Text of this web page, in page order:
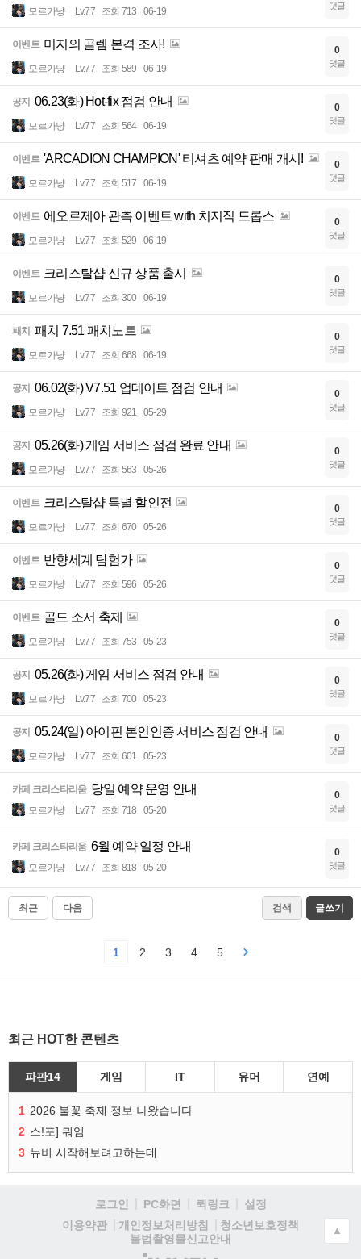
모르가냥 Lv.77 조회 713 06-19 댓글
이벤트 미지의 골렘 본격 조사!
모르가냥 Lv.77 조회 589 06-19
0
댓글
공지 06.23(화) Hot-fix 점검 안내
모르가냥 Lv.77 조회 564 06-19
0
댓글
이벤트 'ARCADION CHAMPION' 티셔츠 예약 판매 개시!
모르가냥 Lv.77 조회 517 06-19
0
댓글
이벤트 에오르제아 관측 이벤트 with 치지직 드롭스
모르가냥 Lv.77 조회 529 06-19
0
댓글
이벤트 크리스탈샵 신규 상품 출시
모르가냥 Lv.77 조회 300 06-19
0
댓글
패치 패치 7.51 패치노트
모르가냥 Lv.77 조회 668 06-19
0
댓글
공지 06.02(화) V7.51 업데이트 점검 안내
모르가냥 Lv.77 조회 921 05-29
0
댓글
공지 05.26(화) 게임 서비스 점검 완료 안내
모르가냥 Lv.77 조회 563 05-26
0
댓글
이벤트 크리스탈샵 특별 할인전
모르가냥 Lv.77 조회 670 05-26
0
댓글
이벤트 반향세계 탐험가
모르가냥 Lv.77 조회 596 05-26
0
댓글
이벤트 골드 소서 축제
모르가냥 Lv.77 조회 753 05-23
0
댓글
공지 05.26(화) 게임 서비스 점검 안내
모르가냥 Lv.77 조회 700 05-23
0
댓글
공지 05.24(일) 아이핀 본인인증 서비스 점검 안내
모르가냥 Lv.77 조회 601 05-23
0
댓글
카페 크리스타리움 당일 예약 운영 안내
모르가냥 Lv.77 조회 718 05-20
0
댓글
카페 크리스타리움 6월 예약 일정 안내
모르가냥 Lv.77 조회 818 05-20
0
댓글
최근 다음 검색 글쓰기
1 2 3 4 5
최근 HOT한 콘텐츠
파판14 게임 IT 유머 연예
1 2026 불꽃 축제 정보 나왔습니다
2 스!포] 뭐임
3 뉴비 시작해보려고하는데
로그인 PC화면 퀵링크
설정
이용약관
개인정보처리방침
청소년보호정책
불법촬영물신고안내
▲